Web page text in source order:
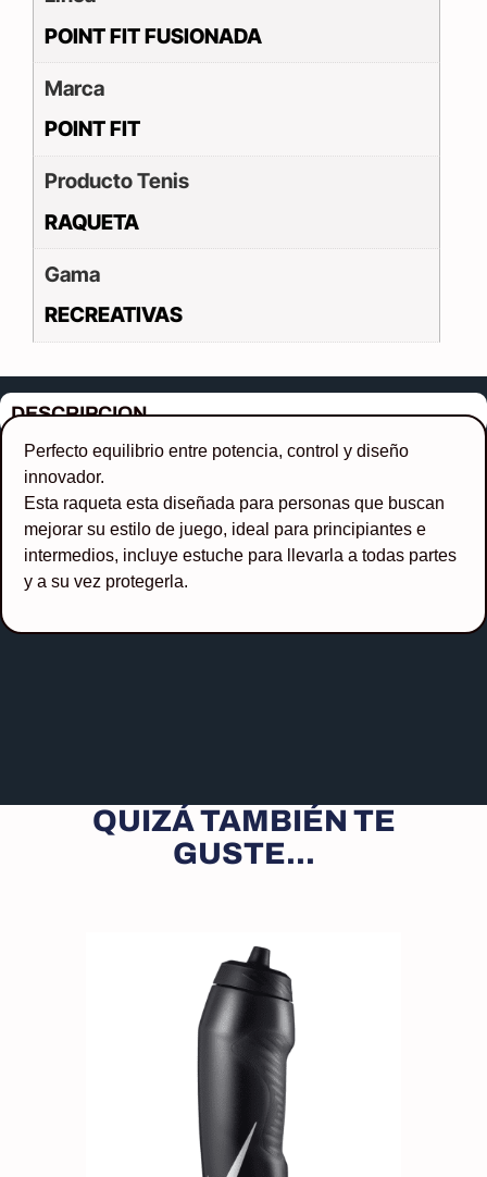
POINT FIT FUSIONADA
Marca
POINT FIT
Producto Tenis
RAQUETA
Gama
RECREATIVAS
DESCRIPCION
Perfecto equilibrio entre potencia, control y diseño
innovador.
Esta raqueta esta diseñada para personas que buscan
mejorar su estilo de juego, ideal para principiantes e
intermedios, incluye estuche para llevarla a todas partes
y a su vez protegerla.
QUIZÁ TAMBIÉN TE
GUSTE...